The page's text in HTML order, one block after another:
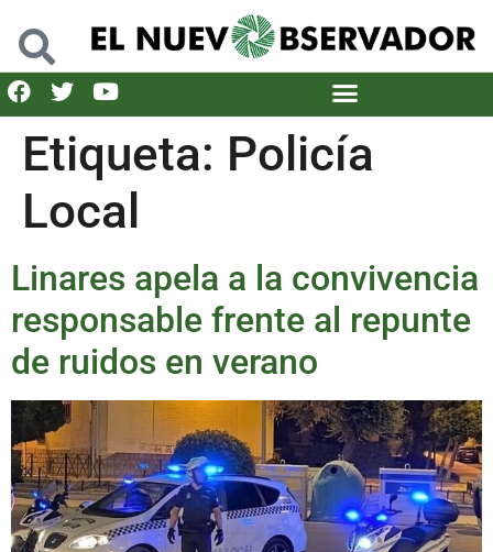
Etiqueta: Policía
Local
Linares apela a la convivencia
responsable frente al repunte
de ruidos en verano